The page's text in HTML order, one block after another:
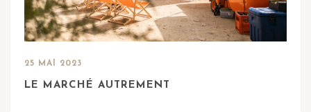
25 MAI 2023
LE MARCHÉ AUTREMENT